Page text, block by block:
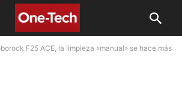
F25 ACE, la limpieza «manual» se hace más